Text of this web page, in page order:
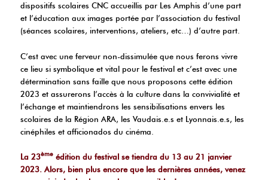
dispositifs scolaires CNC accueillis par Les Amphis d’une part
et l’éducation aux images portée par l’association du festival
(séances scolaires, interventions, ateliers, etc…) d’autre part.
C’est avec une ferveur non-dissimulée que nous ferons vivre
ce lieu si symbolique et vital pour le festival et c’est avec une
détermination sans faille que nous proposons cette édition
2023 et assurerons l’accès à la culture dans la convivialité et
l’échange et maintiendrons les sensibilisations envers les
scolaires de la Région ARA, les Vaudais.e.s et Lyonnais.e.s, les
cinéphiles et afficionados du cinéma.
La 23ème édition du festival se tiendra du 13 au 21 janvier
2023. Alors, bien plus encore que les dernières années, venez